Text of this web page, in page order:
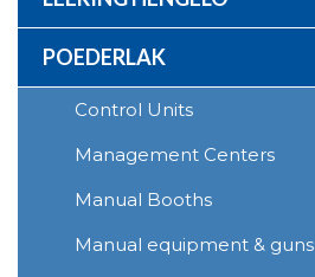
POEDERLAK
Control Units
Management Centers
Manual Booths
Manual equipment & guns